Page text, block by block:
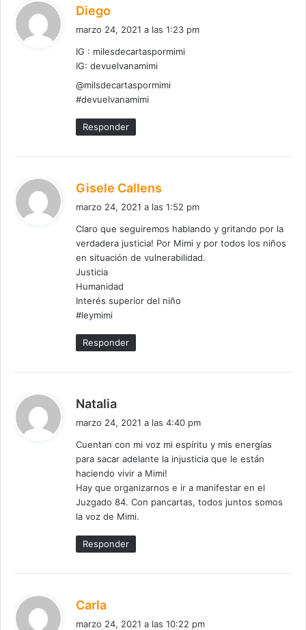
Diego
e
:
marzo 24, 2021 a las 1:23 pm
IG : milesdecartaspormimi
IG: devuelvanamimi
@milsdecartaspormimi
#devuelvanamimi
Responder
Gisele Callens
e
:
marzo 24, 2021 a las 1:52 pm
Claro que seguiremos hablando y gritando por la
verdadera justicia! Por Mimi y por todos los niños
en situación de vulnerabilidad.
Justicia
Humanidad
Interés superior del niño
#leymimi
Responder
Natalia
e
:
marzo 24, 2021 a las 4:40 pm
Cuentan con mi voz mi espíritu y mis energías
para sacar adelante la injusticia que le están
haciendo vivir a Mimi!
Hay que organizarnos e ir a manifestar en el
Juzgado 84. Con pancartas, todos juntos somos
la voz de Mimi.
Responder
Carla
marzo 24, 2021 a las 10:22 pm